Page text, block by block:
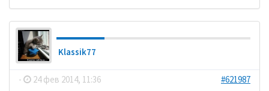
Klassik77
- 24 фев 2014, 11:36
#621987